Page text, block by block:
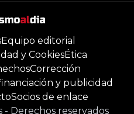
Equipo editorial
y CookiesÉtica
Corrección
y publicidad
Socios de enlace
- Derechos reservados